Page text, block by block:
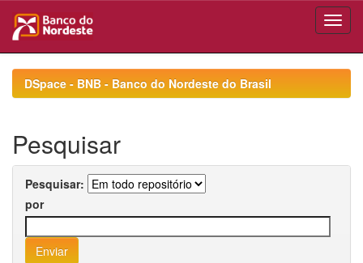
navigationDSpace - BNB - Banco do Nordeste do Brasil
Pesquisar
Pesquisar:
por